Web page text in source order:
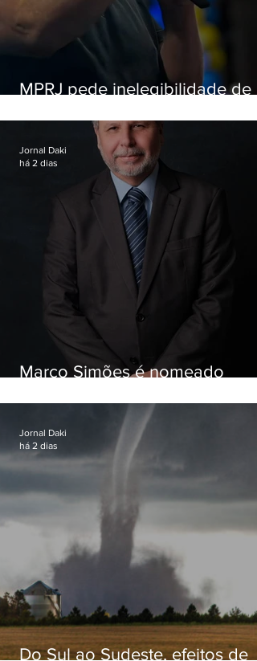
MPRJ pede inelegibilidade de
Marco Simões é nomeado
Jornal Daki
há 2 dias
Do Sul ao Sudeste, efeitos de
Jornal Daki
há 2 dias